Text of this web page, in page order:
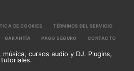
DE COOKIES TÉRMINOS DEL SERVICIO
GARANTÍA PAGO SEGURO CONTACTO
cursos audio y DJ. Plugins,